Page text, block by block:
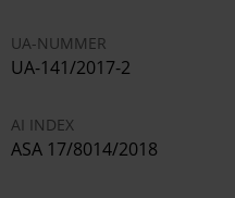
UA-NUMMER
UA-141/2017-2
AI INDEX
ASA 17/8014/2018